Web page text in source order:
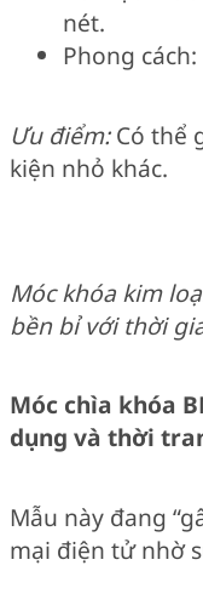
nét.
Phong
Ưu điểm:Có thể
kiện nhỏ khác.
Móc khóa kim
bền bỉ với thời
Móc chìa khóa
dụng và thời
Mẫu này đang
mại điện tử nhờ